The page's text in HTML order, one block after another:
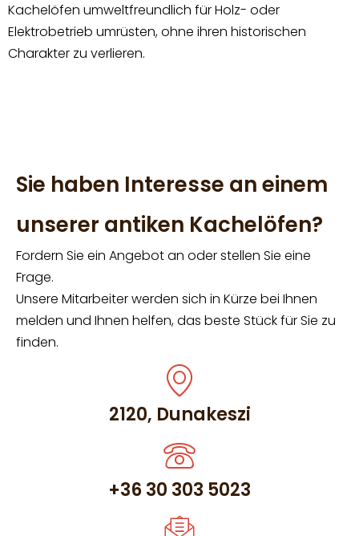
Kachelöfen umweltfreundlich für Holz- oder
Elektrobetrieb umrüsten, ohne ihren historischen
Charakter zu verlieren.
Sie haben Interesse an einem
unserer antiken Kachelöfen?
Fordern Sie ein Angebot an oder stellen Sie eine
Frage.
Unsere Mitarbeiter werden sich in Kürze bei Ihnen
melden und Ihnen helfen, das beste Stück für Sie zu
finden.
2120, Dunakeszi
+36 30 303 5023